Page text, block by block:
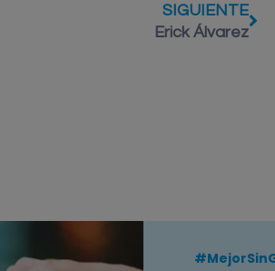
SIGUIENTE
Erick Álvarez